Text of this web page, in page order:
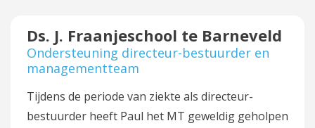
Ds. J. Fraanjeschool te Barneveld
Ondersteuning directeur-bestuurder en
managementteam
Tijdens de periode van ziekte als directeur-
bestuurder heeft Paul het MT geweldig geholpen